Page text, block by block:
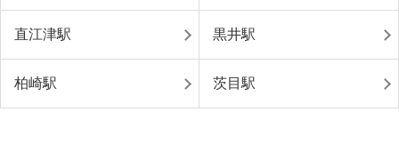
直江津駅 黒井駅
柏崎駅 茨目駅